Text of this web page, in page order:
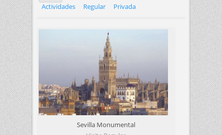
Actividades
Regular Privada
Sevilla Monumental